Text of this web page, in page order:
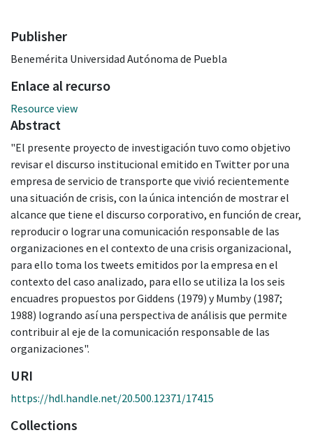
Publisher
Benemérita Universidad Autónoma de Puebla
Enlace al recurso
Resource view
Abstract
"El presente proyecto de investigación tuvo como objetivo
revisar el discurso institucional emitido en Twitter por una
empresa de servicio de transporte que vivió recientemente
una situación de crisis, con la única intención de mostrar el
alcance que tiene el discurso corporativo, en función de crear,
reproducir o lograr una comunicación responsable de las
organizaciones en el contexto de una crisis organizacional,
para ello toma los tweets emitidos por la empresa en el
contexto del caso analizado, para ello se utiliza la los seis
encuadres propuestos por Giddens (1979) y Mumby (1987;
1988) logrando así una perspectiva de análisis que permite
contribuir al eje de la comunicación responsable de las
organizaciones".
URI
https://hdl.handle.net/20.500.12371/17415
Collections